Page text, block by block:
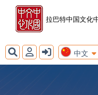
拉巴特中国文化
中文